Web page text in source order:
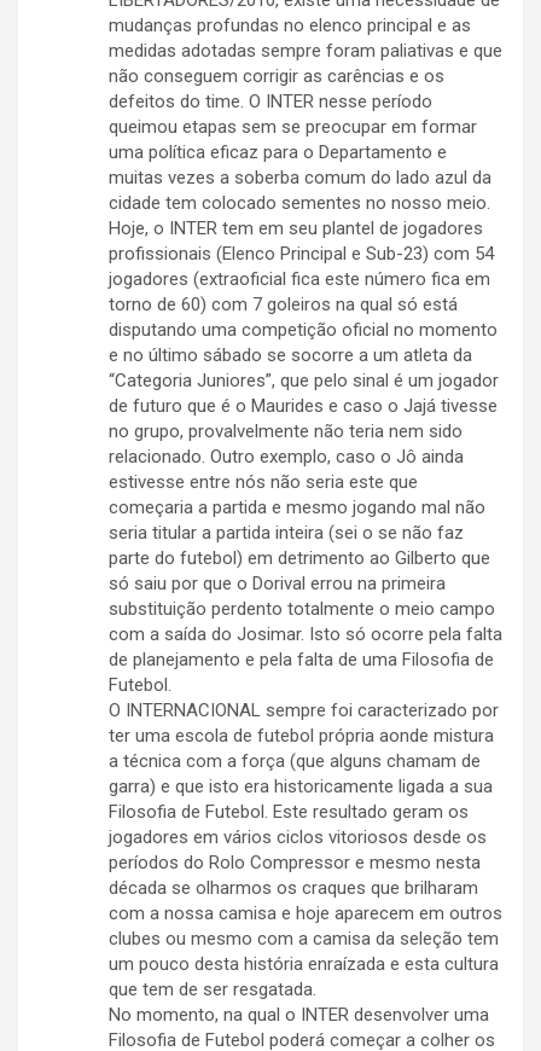
mudanças profundas no elenco principal e as
medidas adotadas sempre foram paliativas e que
não conseguem corrigir as carências e os
defeitos do time. O INTER nesse período
queimou etapas sem se preocupar em formar
uma política eficaz para o Departamento e
muitas vezes a soberba comum do lado azul da
cidade tem colocado sementes no nosso meio.
Hoje, o INTER tem em seu plantel de jogadores
profissionais (Elenco Principal e Sub-23) com 54
jogadores (extraoficial fica este número fica em
torno de 60) com 7 goleiros na qual só está
disputando uma competição oficial no momento
e no último sábado se socorre a um atleta da
“Categoria Juniores”, que pelo sinal é um jogador
de futuro que é o Maurides e caso o Jajá tivesse
no grupo, provalvelmente não teria nem sido
relacionado. Outro exemplo, caso o Jô ainda
estivesse entre nós não seria este que
começaria a partida e mesmo jogando mal não
seria titular a partida inteira (sei o se não faz
parte do futebol) em detrimento ao Gilberto que
só saiu por que o Dorival errou na primeira
substituição perdento totalmente o meio campo
com a saída do Josimar. Isto só ocorre pela falta
de planejamento e pela falta de uma Filosofia de
Futebol.
O INTERNACIONAL sempre foi caracterizado por
ter uma escola de futebol própria aonde mistura
a técnica com a força (que alguns chamam de
garra) e que isto era historicamente ligada a sua
Filosofia de Futebol. Este resultado geram os
jogadores em vários ciclos vitoriosos desde os
períodos do Rolo Compressor e mesmo nesta
década se olharmos os craques que brilharam
com a nossa camisa e hoje aparecem em outros
clubes ou mesmo com a camisa da seleção tem
um pouco desta história enraízada e esta cultura
que tem de ser resgatada.
No momento, na qual o INTER desenvolver uma
Filosofia de Futebol poderá começar a colher os